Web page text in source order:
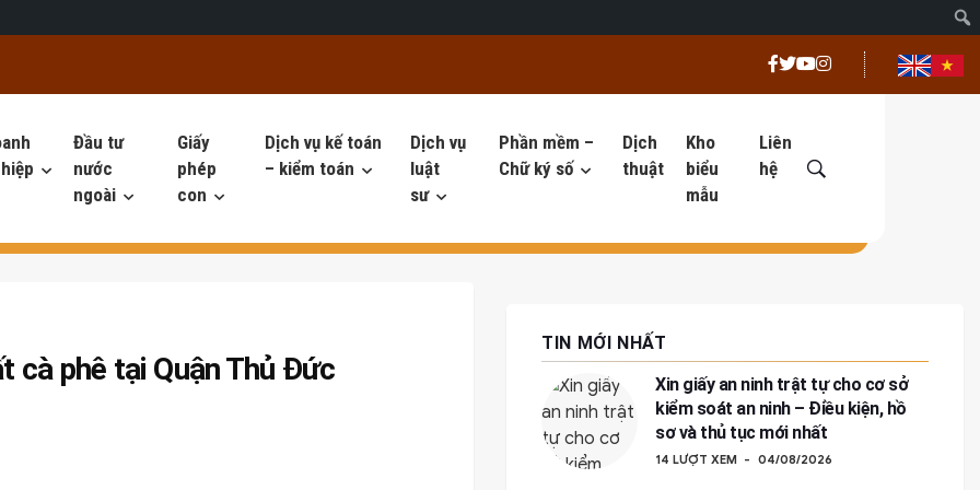
Đầu tư
nước
ngoài
Giấy
phép
con
Dịch vụ kế toán
– kiểm toán
Dịch vụ
luật
sư
Phần mềm –
Chữ ký số
Dịch
thuật
Kho
biểu
mẫu
Liên
hệ
cà phê tại Quận Thủ Đức
TIN MỚI NHẤT
Xin giấy an ninh trật tự cho cơ sở
kiểm soát an ninh – Điều kiện, hồ
sơ và thủ tục mới nhất
14 LƯỢT XEM 04/08/2026